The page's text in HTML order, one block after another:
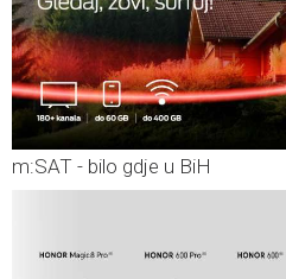
m:SAT - bilo gdje u BiH